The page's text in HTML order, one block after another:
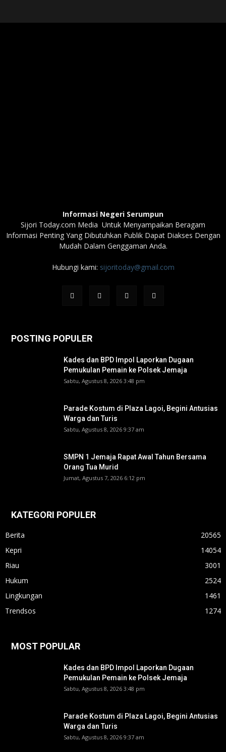
Informasi Negeri Serumpun
Sijori Today.com Media Untuk Menyampaikan Beragam
Informasi Penting Yang Dibutuhkan Publik Dapat Diakses Dengan
Mudah Dalam Genggaman Anda.
Hubungi kami: sijoritoday@gmail.com
POSTING POPULER
Kades dan BPD Impol Laporkan Dugaan
Pemukulan Pemain ke Polsek Jemaja
Sabtu, Agustus 8, 2026 3:48 pm
Parade Kostum di Plaza Lagoi, Begini Antusias
Warga dan Turis
Sabtu, Agustus 8, 2026 9:37 am
SMPN 1 Jemaja Rapat Awal Tahun Bersama
Orang Tua Murid ‎
Jumat, Agustus 7, 2026 6:12 pm
KATEGORI POPULER
Berita
20565
Kepri
14054
Riau
3001
Hukum
2524
Lingkungan
1461
Trendsos
1274
MOST POPULAR
Kades dan BPD Impol Laporkan Dugaan
Pemukulan Pemain ke Polsek Jemaja
Sabtu, Agustus 8, 2026 3:48 pm
Parade Kostum di Plaza Lagoi, Begini Antusias
Warga dan Turis
Sabtu, Agustus 8, 2026 9:37 am